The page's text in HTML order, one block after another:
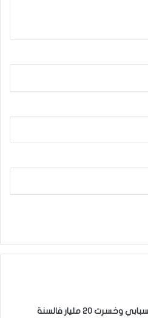
أيت منا: “الوداد اليوم عايشة بسبابي وخسرت 20 مليار فالسنة